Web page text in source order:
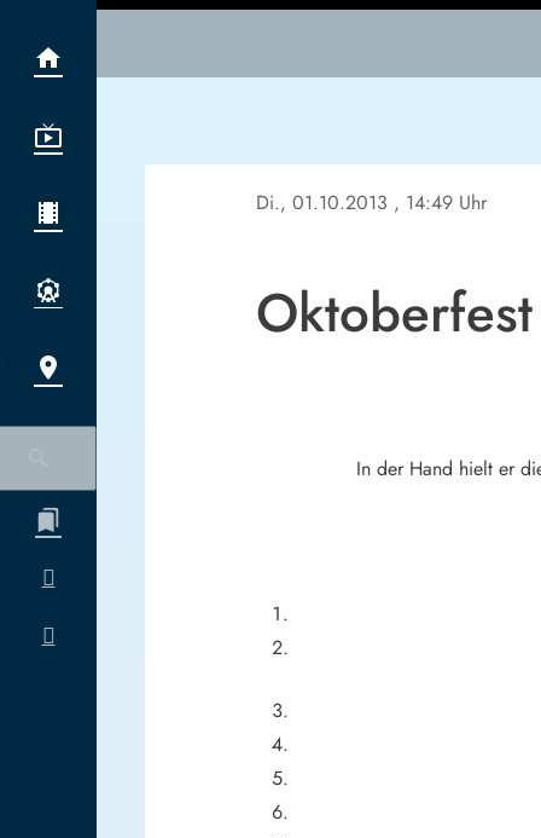
Di., 01.10.2013 , 14:49 Uhr
In der Hand hielt er